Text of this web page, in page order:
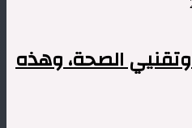
الصحة، وهذه